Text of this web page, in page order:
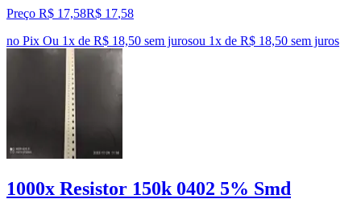
Preço R$ 17,58R$ 17,58
no Pix Ou 1x de R$ 18,50 sem jurosou 1x de R$ 18,50 sem juros
1000x Resistor 150k 0402 5% Smd